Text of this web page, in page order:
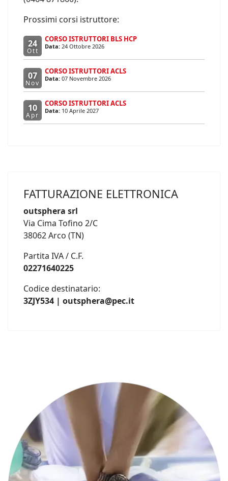
Prossimi corsi istruttore:
24
Ott
CORSO ISTRUTTORI BLS HCP
Data: 24 Ottobre 2026
07
Nov
CORSO ISTRUTTORI ACLS
Data: 07 Novembre 2026
10
Apr
CORSO ISTRUTTORI ACLS
Data: 10 Aprile 2027
FATTURAZIONE ELETTRONICA
outsphera srl
Via Cima Tofino 2/C
38062 Arco (TN)
Partita IVA / C.F.
02271640225
Codice destinatario:
3ZJY534 | outsphera@pec.it